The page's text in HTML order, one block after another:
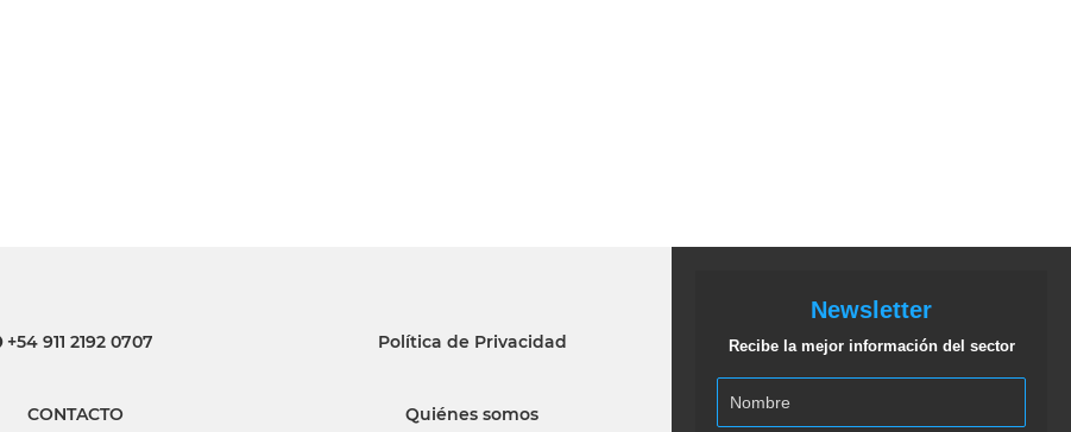
+54 911 2192 0707
CONTACTO
Política de Privacidad
Quiénes somos
Newsletter
Recibe la mejor información del sector